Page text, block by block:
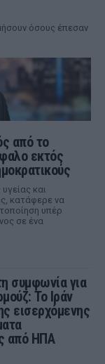
όσους έπεσαν
από το
εκτός
και
κατάφερε να
υπέρ
σε ένα
συμφωνία για
Το Ιράν
εισερχόμενης
από ΗΠΑ